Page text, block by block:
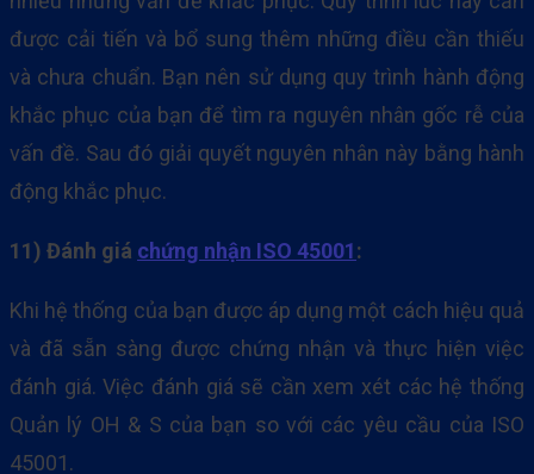
được cải tiến và bổ sung thêm những điều cần thiếu
và chưa chuẩn. Bạn nên sử dụng quy trình hành động
khắc phục của bạn để tìm ra nguyên nhân gốc rễ của
vấn đề. Sau đó giải quyết nguyên nhân này bằng hành
động khắc phục.
11) Đánh giá chứng nhận ISO 45001:
Khi hệ thống của bạn được áp dụng một cách hiệu quả
và đã sẵn sàng được chứng nhận và thực hiện việc
đánh giá. Việc đánh giá sẽ cần xem xét các hệ thống
Quản lý OH & S của bạn so với các yêu cầu của ISO
45001.